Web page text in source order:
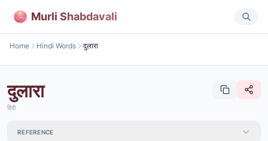
Murli Shabdavali
Home Hindi Words दुलारा
दुलारा
हिंदी
REFERENCE